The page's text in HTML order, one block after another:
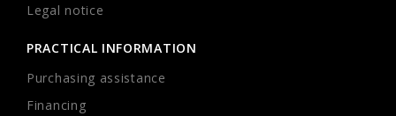
Legal notice
PRACTICAL INFORMATION
Purchasing assistance
Financing